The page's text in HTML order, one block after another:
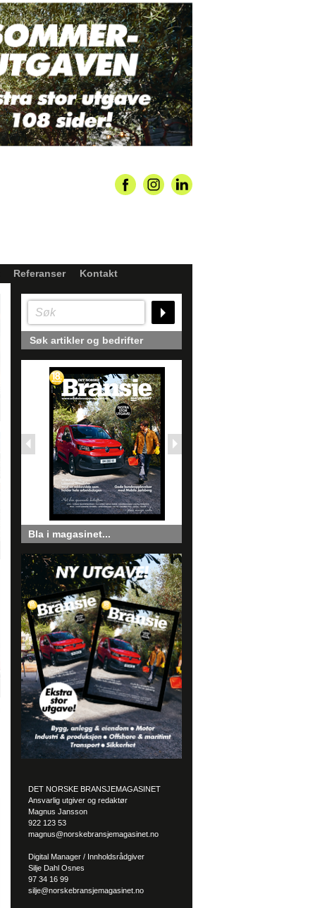
Referanser Kontakt
Søk artikler og bedrifter
Bla i magasinet...
DET NORSKE BRANSJEMAGASINET
Ansvarlig utgiver og redaktør
Magnus Jansson
922 123 53
magnus@norskebransjemagasinet.no
Digital Manager / Innholdsrådgiver
Silje Dahl Osnes
97 34 16 99
silje@norskebransjemagasinet.no